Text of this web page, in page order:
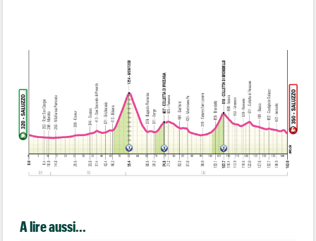
A lire aussi...